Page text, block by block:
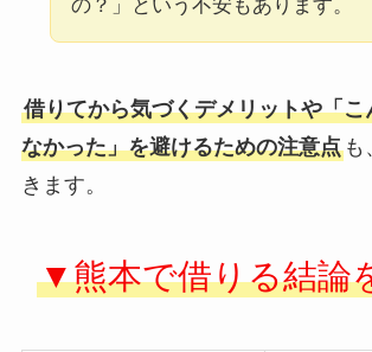
の？」という不安もあります。
借りてから気づくデメリットや「こ
なかった」を避けるための注意点も
きます。
▼熊本で借りる結論